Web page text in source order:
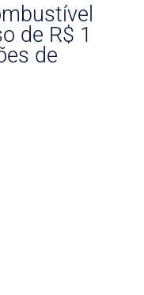
de R$ 1
de